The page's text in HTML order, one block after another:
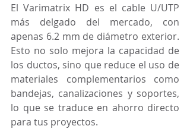
El Varimatrix HD es el cable U/UTP
más delgado del mercado, con
apenas 6.2 mm de diámetro exterior.
Esto no solo mejora la capacidad de
los ductos, sino que reduce el uso de
materiales complementarios como
bandejas, canalizaciones y soportes,
lo que se traduce en ahorro directo
para tus proyectos.